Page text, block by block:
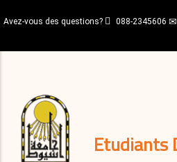
au
principal
Avez-vous des questions? 088-2345606
Etudiants
décisions
Expatriés
Journal